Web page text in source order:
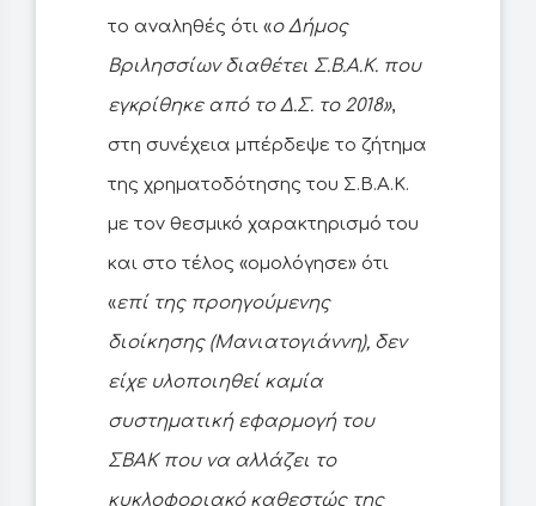
το αναληθές ότι «ο Δήμος
Βριλησσίων διαθέτει Σ.Β.Α.Κ. που
εγκρίθηκε από το Δ.Σ. το 2018»,
στη συνέχεια μπέρδεψε το ζήτημα
της χρηματοδότησης του Σ.Β.Α.Κ.
με τον θεσμικό χαρακτηρισμό του
και στο τέλος «ομολόγησε» ότι
«επί της προηγούμενης
διοίκησης (Μανιατογιάννη), δεν
είχε υλοποιηθεί καμία
συστηματική εφαρμογή του
ΣΒΑΚ που να αλλάζει το
κυκλοφοριακό καθεστώς της